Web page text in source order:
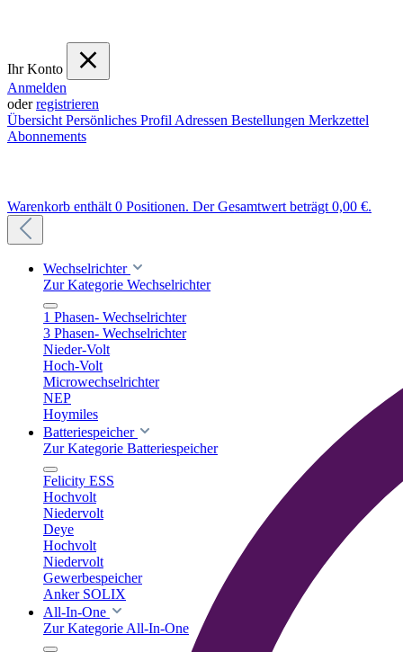
Ihr Konto
Anmelden
oderregistrieren
Übersicht Persönliches Profil Adressen Bestellungen Merkzettel
Abonnements
Warenkorb enthält 0 Positionen. Der Gesamtwert beträgt 0,00 €.
Wechselrichter
Zur Kategorie Wechselrichter
1 Phasen- Wechselrichter
3 Phasen- Wechselrichter
Nieder-Volt
Hoch-Volt
Microwechselrichter
NEP
Hoymiles
Batteriespeicher
Zur Kategorie Batteriespeicher
Felicity ESS
Hochvolt
Niedervolt
Deye
Hochvolt
Niedervolt
Gewerbespeicher
Anker SOLIX
All-In-One
Zur Kategorie All-In-One